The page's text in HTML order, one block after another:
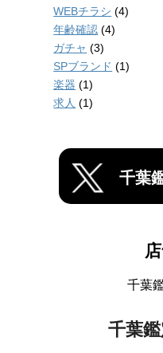
WEBチラシ (4)
年齢確認 (4)
ガチャ (3)
SPブランド (1)
楽器 (1)
求人 (1)
千葉
千葉
千葉